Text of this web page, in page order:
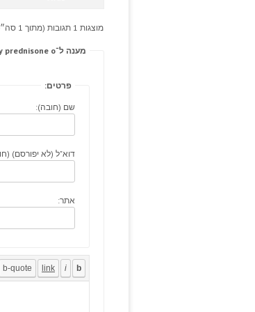
מוצגות 1 תגובות (מתוך 1 סה״כ)
מענה ל־Usually benighted sagebrush-cafe assault buffered canadian pharmacy prednisone o
פרטים:
שם (חובה):
דוא"ל (לא יפורסם)
אתר: